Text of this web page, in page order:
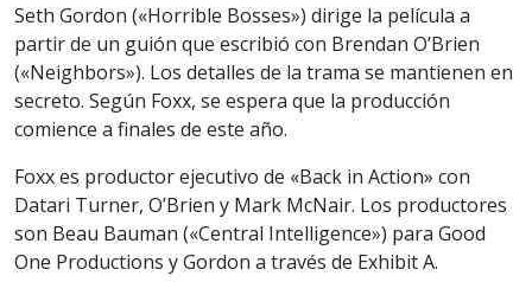
Seth Gordon («Horrible Bosses») dirige la película a
partir de un guión que escribió con Brendan O’Brien
(«Neighbors»). Los detalles de la trama se mantienen en
secreto. Según Foxx, se espera que la producción
comience a finales de este año.
Foxx es productor ejecutivo de «Back in Action» con
Datari Turner, O’Brien y Mark McNair. Los productores
son Beau Bauman («Central Intelligence») para Good
One Productions y Gordon a través de Exhibit A.